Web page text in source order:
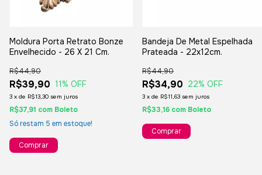
Moldura Porta Retrato Bonze
Envelhecido - 26 X 21 Cm.
R$39,90
R$44,90
11% OFF
3 x de R$13,30 sem juros
R$37,91 com Boleto
Só restam 5 em estoque!
Bandeja De Metal Espelhada
Prateada - 22x12cm.
R$34,90
R$44,90
22% OFF
3 x de R$11,63 sem juros
R$33,16 com Boleto